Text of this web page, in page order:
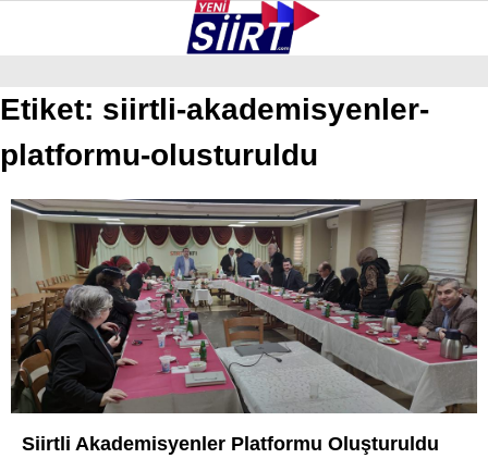
GALERİ VİDEO YAZARLAR
ERUH
BAYKAN
PERVARI
ŞIRVAN
TILLO
GÜNDEM
Etiket: siirtli-akademisyenler-
platformu-olusturuldu
Siirtli Akademisyenler Platformu Oluşturuldu